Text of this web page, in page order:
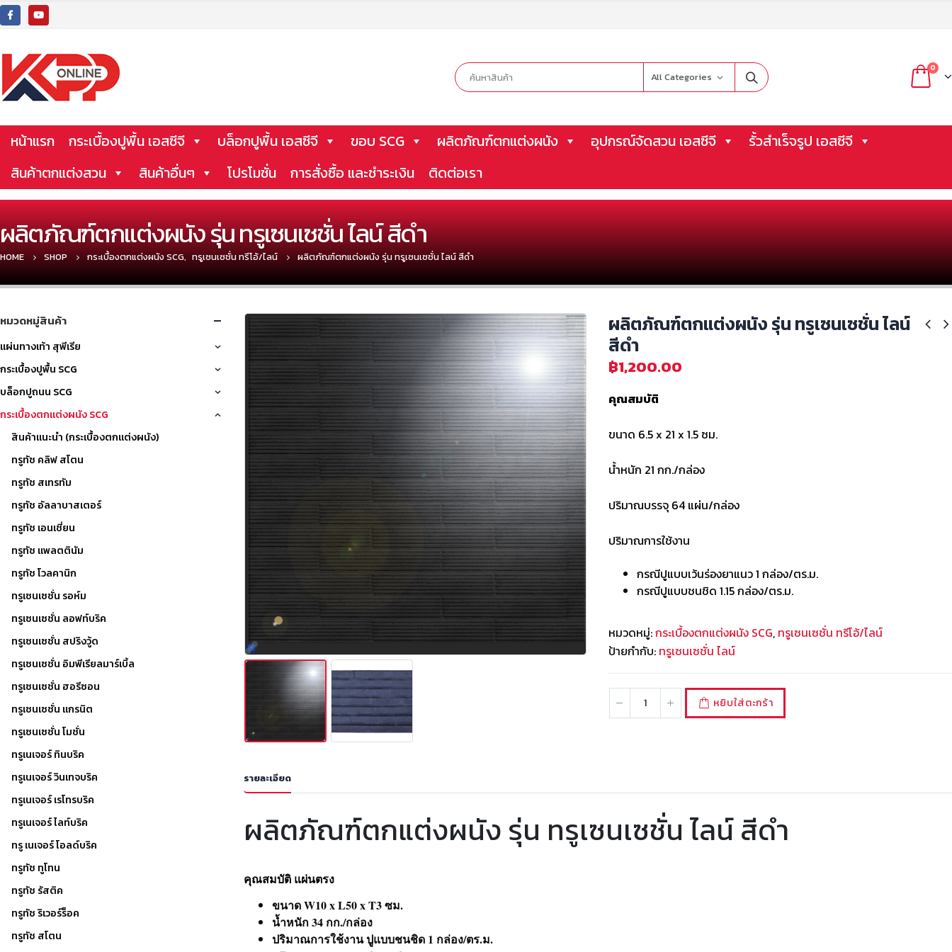
All Categories
0
หน้าแรก กระเบื้องปูพื้น เอสซีจี บล็อกปูพื้น เอสซีจี ขอบ SCG ผลิตภัณฑ์ตกแต่งผนัง อุปกรณ์จัดสวน เอสซีจี
รั้วสำเร็จรูป เอสซีจี
สินค้าตกแต่งสวน
สินค้าอื่นๆ โปรโมชั่น การสั่งซื้อ และชำระเงิน ติดต่อเรา
ผลิตภัณฑ์ตกแต่งผนัง รุ่น ทรูเซนเซชั่น ไลน์ สีดำ
HOME SHOP กระเบื้องตกแต่งผนัง SCG, ทรูเซนเซชั่น ทรีโอ้/ไลน์ ผลิตภัณฑ์ตกแต่งผนัง รุ่น ทรูเซนเซชั่น ไลน์ สีดำ
ผลิตภัณฑ์ตกแต่งผนัง รุ่น ทรูเซนเซชั่น ไลน์
สีดำ
฿1,200.00
คุณสมบัติ
ขนาด 6.5 x 21 x 1.5 ซม.
น้ำหนัก 21 กก./กล่อง
ปริมาณบรรจุ 64 แผ่น/กล่อง
ปริมาณการใช้งาน
กรณีปูแบบเว้นร่องยาแนว 1 กล่อง/ตร.ม.
กรณีปูแบบชนชิด 1.15 กล่อง/ตร.ม.
หมวดหมู่:กระเบื้องตกแต่งผนัง SCG, ทรูเซนเซชั่น ทรีโอ้/ไลน์
ป้ายกำกับ: ทรูเซนเซชั่น ไลน์
หยิบใส่ตะกร้า
รายละเอียด
ผลิตภัณฑ์ตกแต่งผนัง รุ่น ทรูเซนเซชั่น ไลน์ สีดำ
คุณสมบัติ แผ่นตรง
ขนาด W10 x L50 x T3 ซม.
น้ำหนัก 34 กก./กล่อง
ปริมาณการใช้งาน ปูแบบชนชิด 1 กล่อง/ตร.ม.
หมวดหมู่สินค้า
แผ่นทางเท้า สุพีเรีย
กระเบื้องปูพื้น SCG
บล็อกปูถนน SCG
กระเบื้องตกแต่งผนัง SCG
สินค้าแนะนำ (กระเบื้องตกแต่งผนัง)
ทรูทัช คลิฟ สโตน
ทรูทัช สเทรทัม
ทรูทัช อัลลาบาสเตอร์
ทรูทัช เอนเชี่ยน
ทรูทัช แพลตตินัม
ทรูทัช โวลคานิก
ทรูเซนเซชั่น รอห์ม
ทรูเซนเซชั่น ลอฟท์บริค
ทรูเซนเซชั่น สปริงวู้ด
ทรูเซนเซชั่น อิมพีเรียลมาร์เบิ้ล
ทรูเซนเซชั่น ฮอรีซอน
ทรูเซนเซชั่น แกรนิต
ทรูเซนเซชั่น โมชั่น
ทรูเนเจอร์ ทินบริค
ทรูเนเจอร์ วินเทจบริค
ทรูเนเจอร์ เรโทรบริค
ทรูเนเจอร์ ไลท์บริค
ทรู เนเจอร์ โอลด์บริค
ทรูทัช ทูโทน
ทรูทัช รัสติค
ทรูทัช ริเวอร์ร็อค
ทรูทัช สโตน